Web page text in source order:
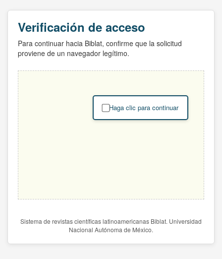
Verificación de acceso
Para continuar hacia Biblat, confirme que la solicitud
proviene de un navegador legítimo.
Haga clic para continuar
Sistema de revistas científicas latinoamericanas Biblat. Universidad
Nacional Autónoma de México.